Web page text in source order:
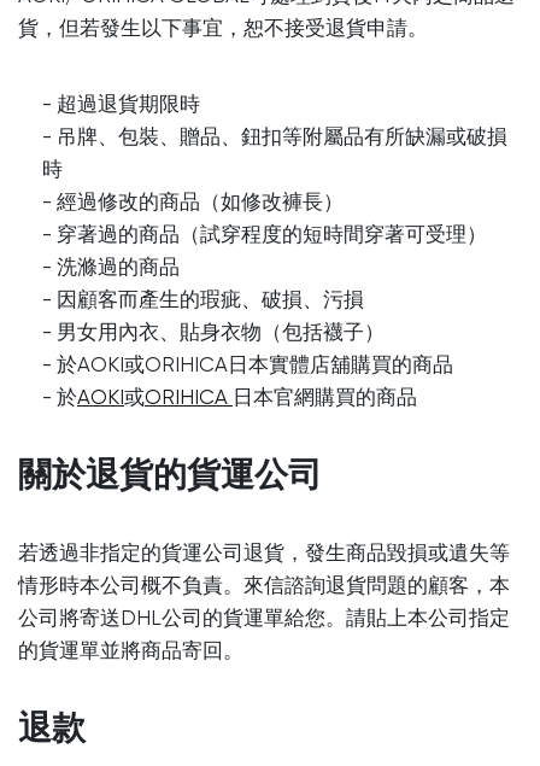
貨，但若發生以下事宜，恕不接受退貨申請。
- 超過退貨期限時
- 吊牌、包裝、贈品、鈕扣等附屬品有所缺漏或破損
時
- 經過修改的商品（如修改褲長）
- 穿著過的商品（試穿程度的短時間穿著可受理）
- 洗滌過的商品
- 因顧客而產生的瑕疵、破損、污損
- 男女用內衣、貼身衣物（包括襪子）
- 於AOKI或ORIHICA日本實體店舖購買的商品
- 於AOKI或ORIHICA 日本官網購買的商品
關於退貨的貨運公司
若透過非指定的貨運公司退貨，發生商品毀損或遺失等
情形時本公司概不負責。來信諮詢退貨問題的顧客，本
公司將寄送DHL公司的貨運單給您。請貼上本公司指定
的貨運單並將商品寄回。
退款